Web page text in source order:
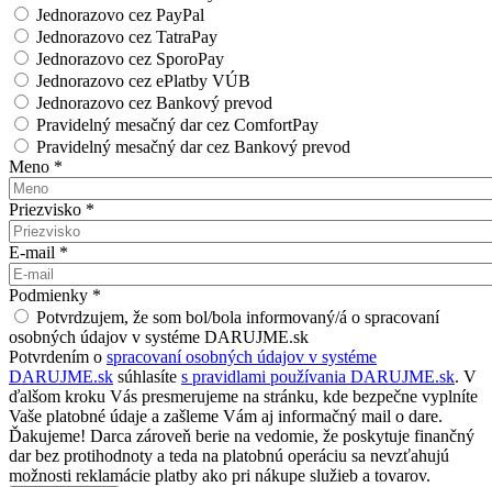
Jednorazovo cez PayPal
Jednorazovo cez TatraPay
Jednorazovo cez SporoPay
Jednorazovo cez ePlatby VÚB
Jednorazovo cez Bankový prevod
Pravidelný mesačný dar cez ComfortPay
Pravidelný mesačný dar cez Bankový prevod
Meno *
Priezvisko *
E-mail *
Podmienky *
Potvrdzujem, že som bol/bola informovaný/á o spracovaní
osobných údajov v systéme DARUJME.sk
Potvrdením o spracovaní osobných údajov v systéme
DARUJME.sk súhlasíte s pravidlami používania DARUJME.sk. V
ďalšom kroku Vás presmerujeme na stránku, kde bezpečne vyplníte
Vaše platobné údaje a zašleme Vám aj informačný mail o dare.
Ďakujeme! Darca zároveň berie na vedomie, že poskytuje finančný
dar bez protihodnoty a teda na platobnú operáciu sa nevzťahujú
možnosti reklamácie platby ako pri nákupe služieb a tovarov.